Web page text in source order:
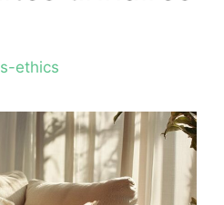
ethics